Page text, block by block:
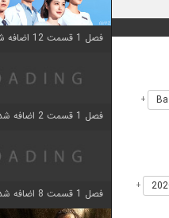
+
+
فصل 1 قسمت 12 اضافه شد
فصل 1 قسمت 2 اضافه شد
فصل 1 قسمت 8 اضافه شد